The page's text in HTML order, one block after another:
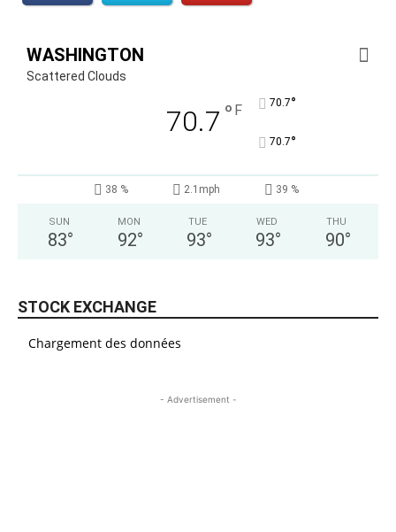
WASHINGTON
Scattered Clouds
70.7 ° F 70.7°
70.7°
38 % 2.1mph 39 %
SUN
83°
MON
92°
TUE
93°
WED
93°
THU
90°
STOCK EXCHANGE
Chargement des données
- Advertisement -